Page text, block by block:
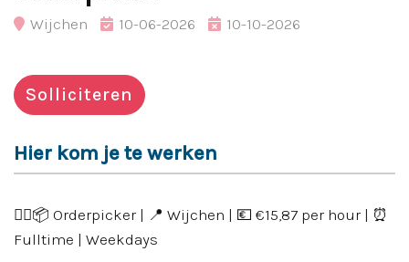
Wijchen 10-06-2026 10-10-2026
Solliciteren
Hier kom je te werken
🚴‍♂️📦 Orderpicker | 📍 Wijchen | 💶 €15,87 per hour | ⏰
Fulltime | Weekdays